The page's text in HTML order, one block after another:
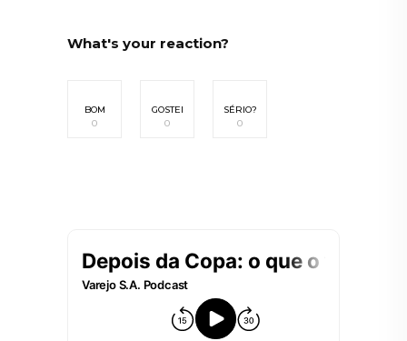
What's your reaction?
BOM
0
GOSTEI
0
SÉRIO?
0